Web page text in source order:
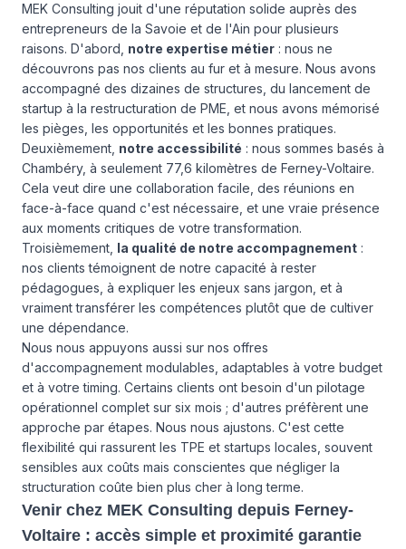
MEK Consulting jouit d'une réputation solide auprès des
entrepreneurs de la Savoie et de l'Ain pour plusieurs
raisons. D'abord, notre expertise métier : nous ne
découvrons pas nos clients au fur et à mesure. Nous avons
accompagné des dizaines de structures, du lancement de
startup à la restructuration de PME, et nous avons mémorisé
les pièges, les opportunités et les bonnes pratiques.
Deuxièmement, notre accessibilité : nous sommes basés à
Chambéry, à seulement 77,6 kilomètres de Ferney-Voltaire.
Cela veut dire une collaboration facile, des réunions en
face-à-face quand c'est nécessaire, et une vraie présence
aux moments critiques de votre transformation.
Troisièmement, la qualité de notre accompagnement :
nos clients témoignent de notre capacité à rester
pédagogues, à expliquer les enjeux sans jargon, et à
vraiment transférer les compétences plutôt que de cultiver
une dépendance.
Nous nous appuyons aussi sur nos offres
d'accompagnement modulables , adaptables à votre budget
et à votre timing. Certains clients ont besoin d'un pilotage
opérationnel complet sur six mois ; d'autres préfèrent une
approche par étapes. Nous nous ajustons. C'est cette
flexibilité qui rassurent les TPE et startups locales, souvent
sensibles aux coûts mais conscientes que négliger la
structuration coûte bien plus cher à long terme.
Venir chez MEK Consulting depuis Ferney-
Voltaire : accès simple et proximité garantie